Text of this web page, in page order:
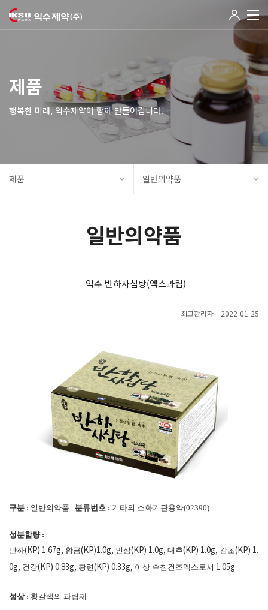
제품
행복한 미래, 익수제약이 함께 만들어갑니다.
제품 일반의약품
일반의약품
익수 반하사심탕(엑스과립)
최고관리자 2022-01-25
구분 : 일반의약품 분류번호 : 기타의 소화기관용약(02390)
성분함량 :
반하(KP) 1.67g, 황금(KP)1.0g, 인삼(KP) 1.0g, 대추(KP) 1.0g, 감초(KP) 1.
0g, 건강(KP) 0.83g, 황련(KP) 0.33g, 이상 수침건조엑스로서 1.05g
성상 : 황갈색의 과립제